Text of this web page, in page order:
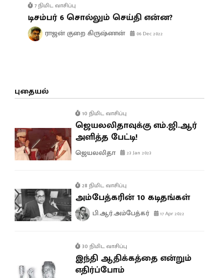
7 நிமிட வாசிப்பு
டிசம்பர் 6 சொல்லும் செய்தி என்ன?
ராஜன் குறை கிருஷ்ணன் 06 Dec 2022
புதையல்
10 நிமிட வாசிப்பு
ஜெயலலிதாவுக்கு எம்.ஜி.ஆர்
அளித்த பேட்டி!
ஜெயலலிதா 23 Jan 2023
28 நிமிட வாசிப்பு
அம்பேத்கரின் 10 கடிதங்கள்
பி.ஆர்.அம்பேத்கர் 17 Apr 2022
30 நிமிட வாசிப்பு
இந்தி ஆதிக்கத்தை என்றும்
எதிர்ப்போம்